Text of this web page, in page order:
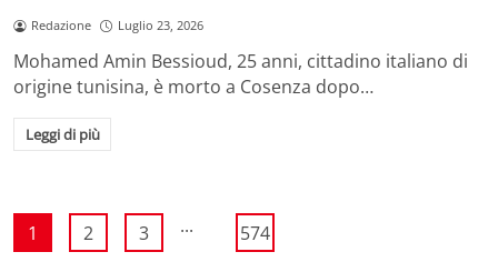
Redazione Luglio 23, 2026
Mohamed Amin Bessioud, 25 anni, cittadino italiano di
origine tunisina, è morto a Cosenza dopo…
Leggi di più
1 2 3 ... 574